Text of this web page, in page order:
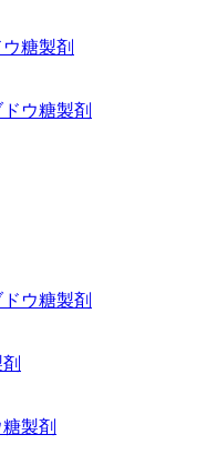
糖製剤
ドウ糖製剤
ドウ糖製剤
製剤